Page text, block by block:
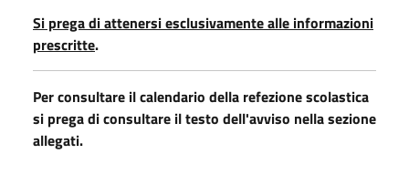
Si prega di attenersi esclusivamente alle informazioni
prescritte.
Per consultare il calendario della refezione scolastica
si prega di consultare il testo dell'avviso nella sezione
allegati.